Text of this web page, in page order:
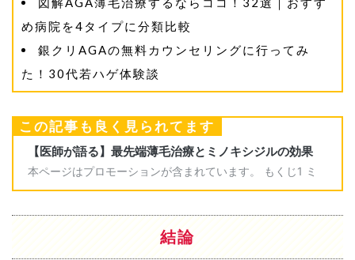
め病院を4タイプに分類比較
銀クリAGAの無料カウンセリングに行ってみ
た！30代若ハゲ体験談
この記事も良く見られてます
結論